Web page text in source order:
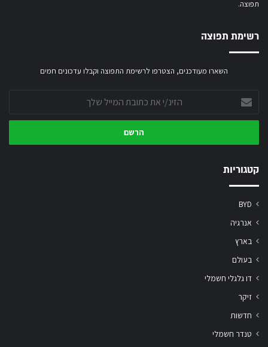
תפוצה.
רשימת תפוצה
השארו מעודכנים, הצטרפו לרשימת התפוצה וקבלו עדכונים חמים
את
כתובת
שלך
קטגוריות
BYD
אנרגיה
בארץ
בעולם
דו גלגלי חשמלי
זיקר
חדשות
טנדר חשמלי